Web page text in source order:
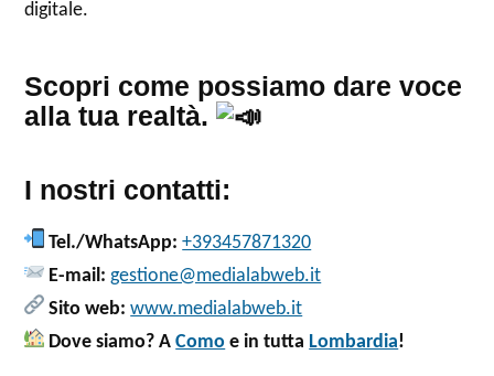
digitale.
Scopri come possiamo dare voce
alla tua realtà.
I nostri contatti:
Tel./WhatsApp:+393457871320
E-mail: gestione@medialabweb.it
Sito web: www.medialabweb.it
Dove siamo? AComo e in tutta Lombardia!